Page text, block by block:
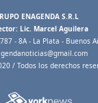
ENAGENDA S.R.L
Lic. Marcel Aguilera
- 8A - La Plata - Buenos
/ Todos los derechos